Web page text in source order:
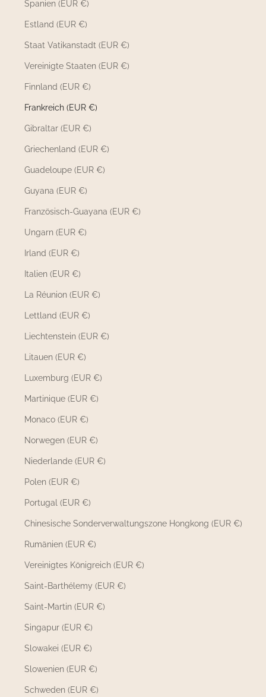
Spanien (EUR €)
Estland (EUR €)
Staat Vatikanstadt (EUR €)
Vereinigte Staaten (EUR €)
Finnland (EUR €)
Frankreich (EUR €)
Gibraltar (EUR €)
Griechenland (EUR €)
Guadeloupe (EUR €)
Guyana (EUR €)
Französisch-Guayana (EUR €)
Ungarn (EUR €)
Irland (EUR €)
Italien (EUR €)
La Réunion (EUR €)
Lettland (EUR €)
Liechtenstein (EUR €)
Litauen (EUR €)
Luxemburg (EUR €)
Martinique (EUR €)
Monaco (EUR €)
Norwegen (EUR €)
Niederlande (EUR €)
Polen (EUR €)
Portugal (EUR €)
Chinesische Sonderverwaltungszone Hongkong (EUR €)
Rumänien (EUR €)
Vereinigtes Königreich (EUR €)
Saint-Barthélemy (EUR €)
Saint-Martin (EUR €)
Singapur (EUR €)
Slowakei (EUR €)
Slowenien (EUR €)
Schweden (EUR €)